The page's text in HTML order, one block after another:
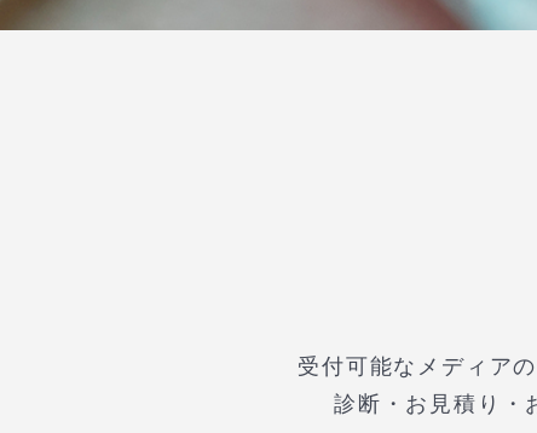
受付可能なメディア
診断・お見積り・